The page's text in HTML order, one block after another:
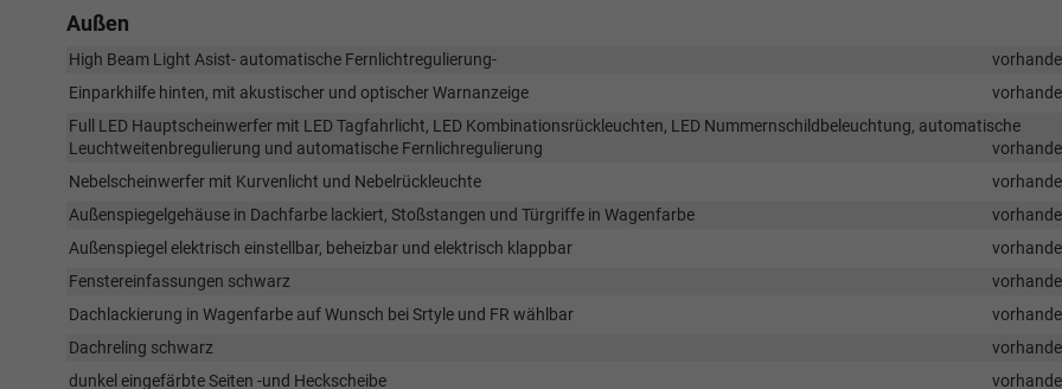
Außen
High Beam Light Asist- automatische Fernlichtregulierung-
Einparkhilfe hinten, mit akustischer und optischer Warnanzeige
Full LED Hauptscheinwerfer mit LED Tagfahrlicht, LED Kombinationsrückleuchten, LED Nummernschildbeleuchtung, automatische
Leuchtweitenbregulierung und automatische Fernlichregulierung
Nebelscheinwerfer mit Kurvenlicht und Nebelrückleuchte
Außenspiegelgehäuse in Dachfarbe lackiert, Stoßstangen und Türgriffe in Wagenfarbe
Außenspiegel elektrisch einstellbar, beheizbar und elektrisch klappbar
Fenstereinfassungen schwarz
Dachlackierung in Wagenfarbe auf Wunsch bei Srtyle und FR wählbar
Dachreling schwarz
dunkel eingefärbte Seiten -und Heckscheibe